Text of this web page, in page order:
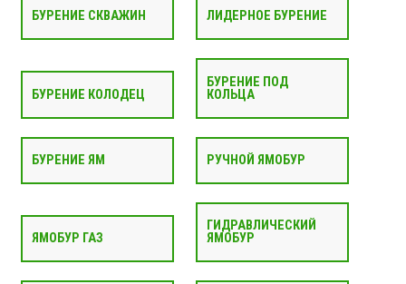
БУРЕНИЕ СКВАЖИН ЛИДЕРНОЕ БУРЕНИЕ
БУРЕНИЕ КОЛОДЕЦ
БУРЕНИЕ ПОД
КОЛЬЦА
БУРЕНИЕ ЯМ РУЧНОЙ ЯМОБУР
ЯМОБУР ГАЗ
ГИДРАВЛИЧЕСКИЙ
ЯМОБУР